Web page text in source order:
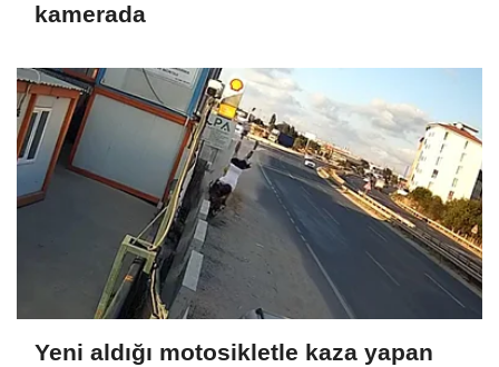
kamerada
Yeni aldığı motosikletle kaza yapan